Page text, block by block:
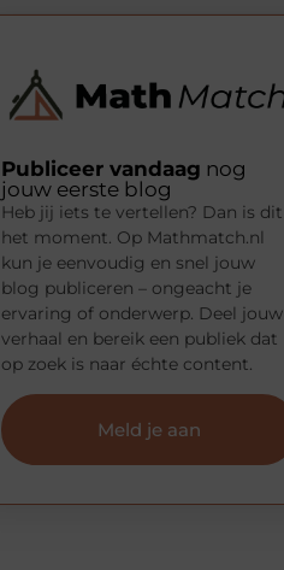
Publiceer vandaag nog
jouw eerste blog
Heb jij iets te vertellen? Dan is dit
het moment. Op Mathmatch.nl
kun je eenvoudig en snel jouw
blog publiceren – ongeacht je
ervaring of onderwerp. Deel jouw
verhaal en bereik een publiek dat
op zoek is naar échte content.
Meld je aan